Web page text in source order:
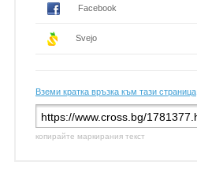
Facebook
Svejo
Вземи кратка връзка към тази страница
копирайте маркирания текст